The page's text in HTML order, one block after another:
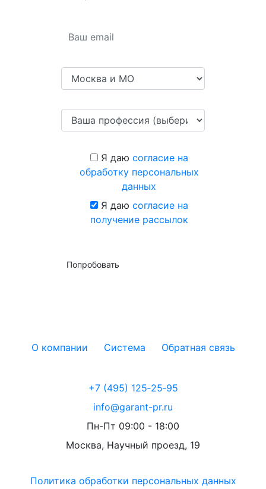
Я даю согласие на
обработку персональных
данных
Я даю согласие на
получение рассылок
Попробовать
О компании Система Обратная связь
+7 (495) 125‑25‑95
info@garant-pr.ru
Пн-Пт 09:00 - 18:00
Москва, Научный проезд, 19
Политика обработки персональных данных